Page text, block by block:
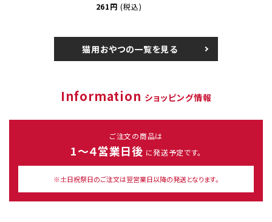
261円 (税込)
猫用おやつの一覧を見る
Information ショッピング情報
ご注文の商品は
1～４営業日後 に発送予定です。
※土日祝祭日のご注文は翌営業日以降の発送となります。